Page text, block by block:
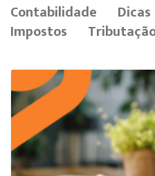
Contabilidade Dicas
Impostos